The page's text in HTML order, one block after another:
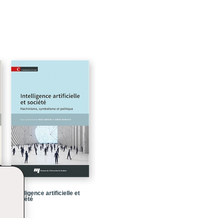
98
156
170
190
204
Intelligence artificielle et
société